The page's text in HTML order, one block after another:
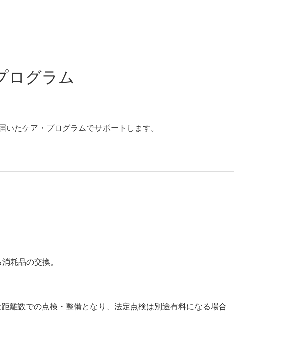
ログラム
たケア・プログラムでサポートします。
耗品の交換。
離数での点検・整備となり、法定点検は別途有料になる場合